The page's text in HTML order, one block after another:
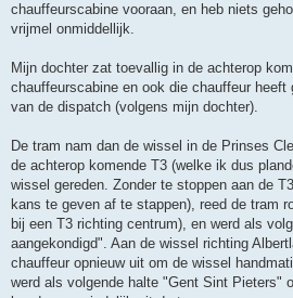
chauffeurscabine vooraan, en heb niets
vrijmel onmiddellijk.
Mijn dochter zat toevallig in de achterop
chauffeurscabine en ook die chauffeur heeft
van de dispatch (volgens mijn dochter).
De tram nam dan de wissel in de Prinses
de achterop komende T3 (welke ik dus
wissel gereden. Zonder te stoppen aan de
kans te geven af te stappen), reed de tram
bij een T3 richting centrum), en werd als
aangekondigd". Aan de wissel richting
chauffeur opnieuw uit om de wissel
werd als volgende halte "Gent Sint Pieters"